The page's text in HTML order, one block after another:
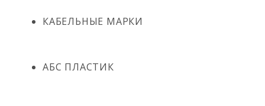
КАБЕЛЬНЫЕ МАРКИ
АБС ПЛАСТИК